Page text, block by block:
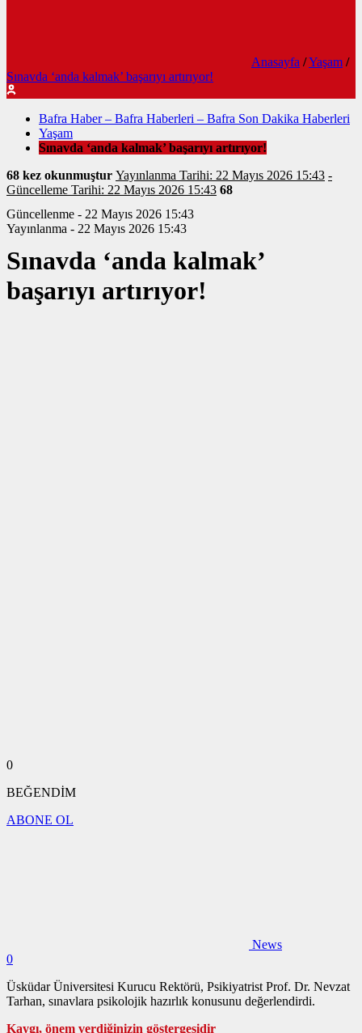
Anasayfa /Yaşam /
Sınavda ‘anda kalmak’ başarıyı artırıyor!
Bafra Haber – Bafra Haberleri – Bafra Son Dakika Haberleri
Yaşam
Sınavda ‘anda kalmak’ başarıyı artırıyor!
68 kez okunmuştur Yayınlanma Tarihi: 22 Mayıs 2026 15:43 -
Güncelleme Tarihi: 22 Mayıs 2026 15:43 68
Güncellenme - 22 Mayıs 2026 15:43
Yayınlanma - 22 Mayıs 2026 15:43
Sınavda ‘anda kalmak’
başarıyı artırıyor!
0
BEĞENDİM
ABONE OL
News
0
Üsküdar Üniversitesi Kurucu Rektörü, Psikiyatrist Prof. Dr. Nevzat
Tarhan, sınavlara psikolojik hazırlık konusunu değerlendirdi.
Kaygı, önem verdiğinizin göstergesidir